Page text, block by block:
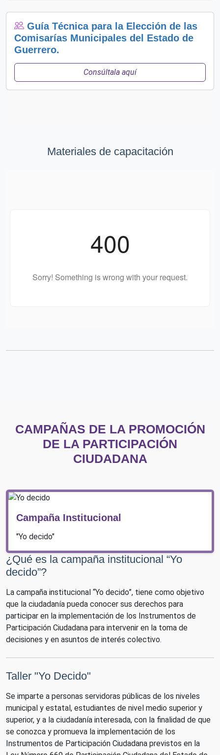
Guía Técnica para la Elección de las
Comisarías Municipales del Estado de
Guerrero.
Consúltala aquí
Materiales de capacitación
CAMPAÑAS DE LA PROMOCIÓN
DE LA PARTICIPACIÓN
CIUDADANA
Campaña Institucional
"Yo decido"
¿Qué es la campaña institucional “Yo
decido”?
La campaña institucional “Yo decido”, tiene como objetivo
que la ciudadanía pueda conocer sus derechos para
participar en la implementación de los Instrumentos de
Participación Ciudadana para intervenir en la toma de
decisiones y en asuntos de interés colectivo.
Taller "Yo Decido"
Se imparte a personas servidoras públicas de los niveles
municipal y estatal, estudiantes de nivel medio superior y
superior, y a la ciudadanía interesada, con la finalidad de que
se conozca y promueva la implementación de los
Instrumentos de Participación Ciudadana previstos en la